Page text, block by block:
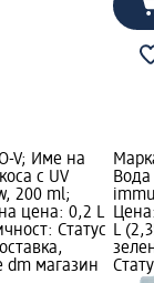
V; Име на
с UV
200 ml;
цена: 0,2 L
Статус
dm магазин
L